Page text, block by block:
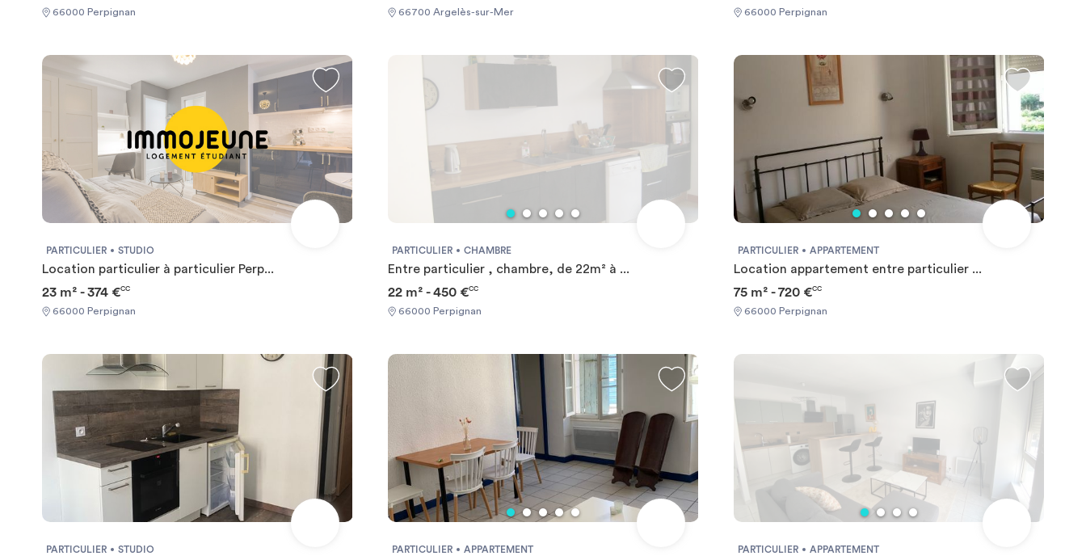
66000 Perpignan 66700 Argelès-sur-Mer 66000 Perpignan
PARTICULIER STUDIO
Location particulier à particulier Perp...
23 m² - 374 €CC
66000 Perpignan
PARTICULIER CHAMBRE
Entre particulier , chambre, de 22m² à ...
22 m² - 450 €CC
66000 Perpignan
PARTICULIER APPARTEMENT
Location appartement entre particulier ...
75 m² - 720 €CC
66000 Perpignan
PARTICULIER STUDIO PARTICULIER APPARTEMENT PARTICULIER APPARTEMENT